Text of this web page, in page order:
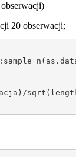
20 obserwacji;